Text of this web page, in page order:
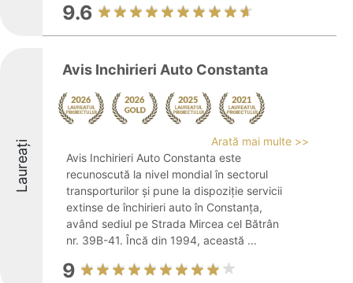
9.6
Laureați
Avis Inchirieri Auto Constanta
Arată mai multe >>
Avis Inchirieri Auto Constanta este
recunoscută la nivel mondial în sectorul
transporturilor și pune la dispoziție servicii
extinse de închirieri auto în Constanța,
având sediul pe Strada Mircea cel Bătrân
nr. 39B-41. Încă din 1994, această ...
9